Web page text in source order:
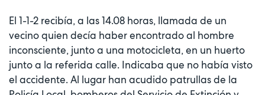
El 1-1-2 recibía, a las 14.08 horas, llamada de un
vecino quien decía haber encontrado al hombre
inconsciente, junto a una motocicleta, en un huerto
junto a la referida calle. Indicaba que no había visto
el accidente. Al lugar han acudido patrullas de la